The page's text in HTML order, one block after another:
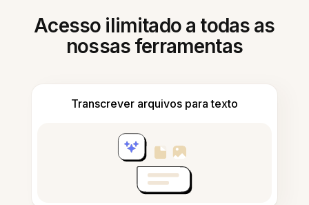
Acesso ilimitado a todas as
nossas ferramentas
Transcrever arquivos para texto